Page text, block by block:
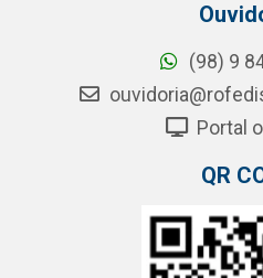
(98) 9
Portal
QR